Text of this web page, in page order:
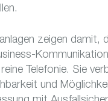
zeigen damit,
Telefonie. Sie
und